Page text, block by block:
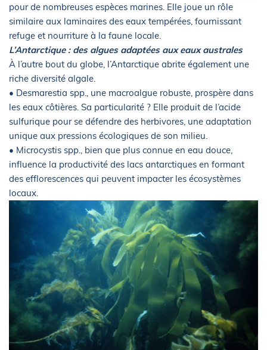
pour de nombreuses espèces marines. Elle joue un rôle
similaire aux laminaires des eaux tempérées, fournissant
refuge et nourriture à la faune locale.
L’Antarctique : des algues adaptées aux eaux australes
À l’autre bout du globe, l’Antarctique abrite également une
riche diversité algale.
• Desmarestia spp., une macroalgue robuste, prospère dans
les eaux côtières. Sa particularité ? Elle produit de l’acide
sulfurique pour se défendre des herbivores, une adaptation
unique aux pressions écologiques de son milieu.
• Microcystis spp., bien que plus connue en eau douce,
influence la productivité des lacs antarctiques en formant
des efflorescences qui peuvent impacter les écosystèmes
locaux.